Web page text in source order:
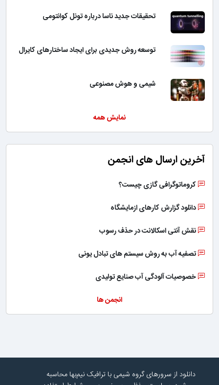
تحقیقات جدید ناسا درباره تونل کوانتومی
توسعه روش جدیدی برای ایجاد ساختارهای کایرال
شیمی و هوش مصنوعی
نمایش همه
آخرین ارسال های انجمن
کروماتوگرافی گازی چیست؟
دانلود گزارش کارهای ازمایشگاه
نقش آنتی اسکالانت در حذف رسوب
تصفیه آب به روش سیستم های تبادل یونی
خصوصیات آلودگی آب صنایع تولیدی
انجمن ها
دانلود از سرورهای گروه شیمی با ترافیک نیم‌بها محاسبه